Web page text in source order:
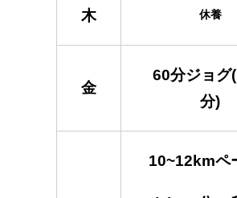
木 休養
金
60分ジョグ
分)
10~12kmペ